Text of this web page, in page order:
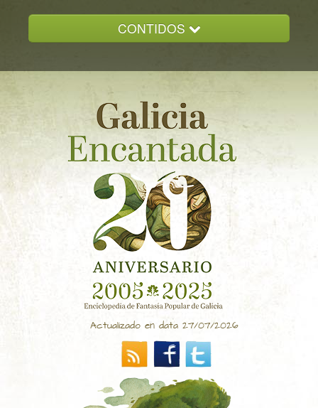
CONTIDOS
GALICIA ENCANTADA
DOCUMENTACION
NOVAS
CONTACTO
Actualizado en data 27/07/2026